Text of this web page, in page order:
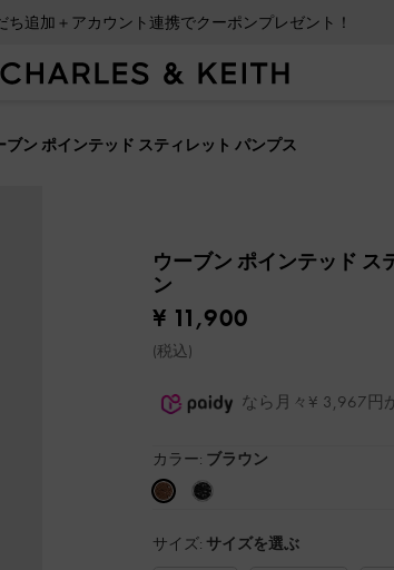
ち追加＋アカウント連携でクーポンプレゼント！
ブン ポインテッド スティレット パンプス
ウーブン ポインテッド ス
ン
¥ 11,900
(税込)
なら月々¥ 3,967円
カラー: ブラウン
サイズ: サイズを選ぶ